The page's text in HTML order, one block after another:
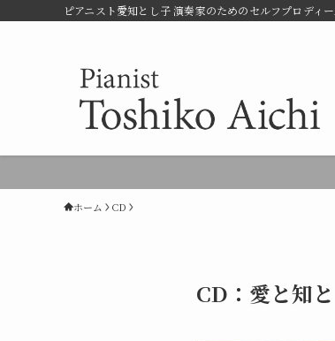
ピアニスト愛知とし子 演奏家のためのセルフプロディ
ホーム CD
CD：愛と知